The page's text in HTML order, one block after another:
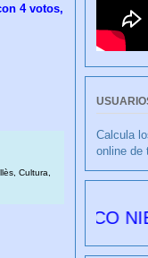
4 votos,
Cultura,
Calcula
online de
NIETO